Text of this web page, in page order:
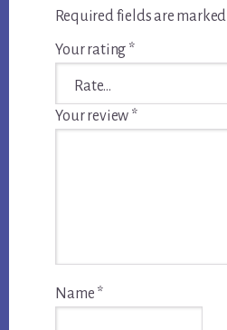
Required fields are marked
Your rating *
Your review *
Name *